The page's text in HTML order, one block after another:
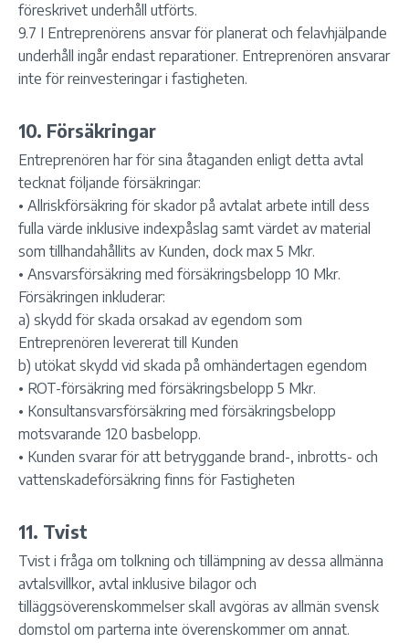
föreskrivet underhåll utförts.
9.7 I Entreprenörens ansvar för planerat och felavhjälpande
underhåll ingår endast reparationer. Entreprenören ansvarar
inte för reinvesteringar i fastigheten.
10. Försäkringar
Entreprenören har för sina åtaganden enligt detta avtal
tecknat följande försäkringar:
• Allriskförsäkring för skador på avtalat arbete intill dess
fulla värde inklusive indexpåslag samt värdet av material
som tillhandahållits av Kunden, dock max 5 Mkr.
• Ansvarsförsäkring med försäkringsbelopp 10 Mkr.
Försäkringen inkluderar:
a) skydd för skada orsakad av egendom som
Entreprenören levererat till Kunden
b) utökat skydd vid skada på omhändertagen egendom
• ROT-försäkring med försäkringsbelopp 5 Mkr.
• Konsultansvarsförsäkring med försäkringsbelopp
motsvarande 120 basbelopp.
• Kunden svarar för att betryggande brand-, inbrotts- och
vattenskadeförsäkring finns för Fastigheten
11. Tvist
Tvist i fråga om tolkning och tillämpning av dessa allmänna
avtalsvillkor, avtal inklusive bilagor och
tilläggsöverenskommelser skall avgöras av allmän svensk
domstol om parterna inte överenskommer om annat.